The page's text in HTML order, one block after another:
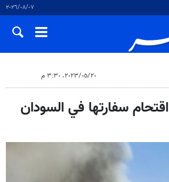
٠٧‏/٠٨‏/٢٠٢٦
٢٠‏/٠٥‏/٢٠٢٣، ٣:٣٠ م
سفارتها في السودان